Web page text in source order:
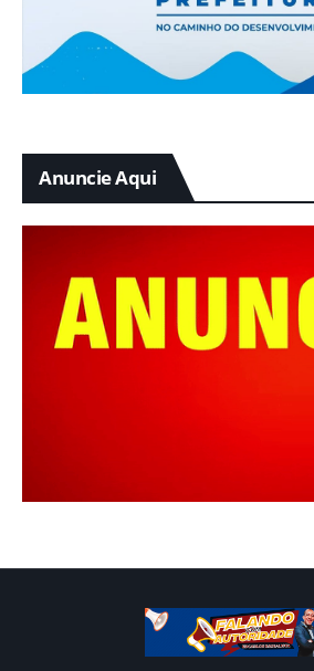
Anuncie Aqui